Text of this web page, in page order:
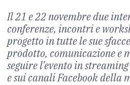
Il 21 e 22 novembre due
conferenze, incontri e
progetto in tutte le sue
prodotto, comunicazione e
seguire l’evento in
e sui canali Facebook della